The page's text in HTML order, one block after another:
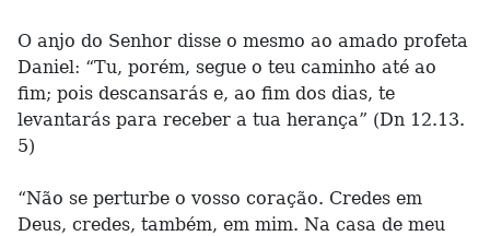
O anjo do Senhor disse o mesmo ao amado profeta
Daniel: “Tu, porém, segue o teu caminho até ao
fim; pois descansarás e, ao fim dos dias, te
levantarás para receber a tua herança” (Dn 12.13.
5)
“Não se perturbe o vosso coração. Credes em
Deus, credes, também, em mim. Na casa de meu